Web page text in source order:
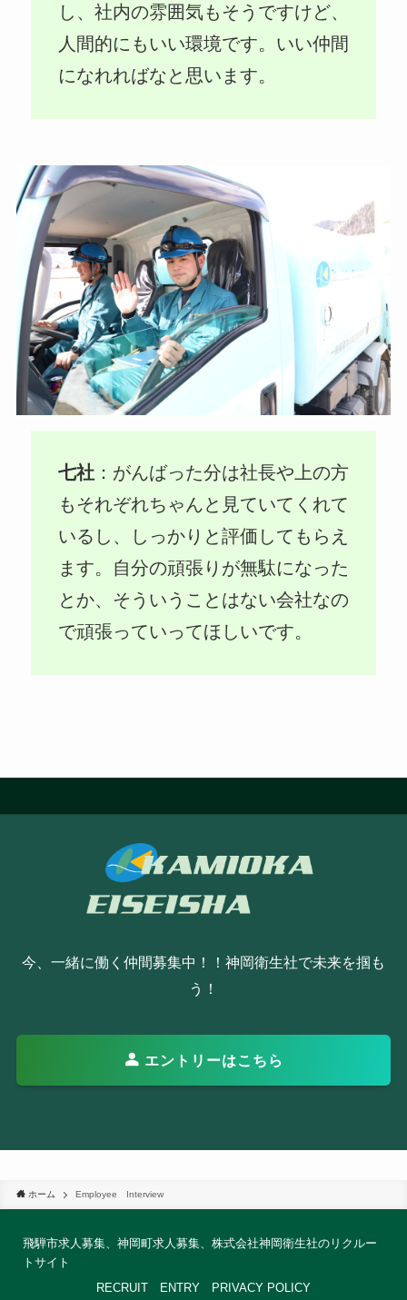
し、社内の雰囲気もそうですけど、
人間的にもいい環境です。いい仲間
になれればなと思います。
七社：がんばった分は社長や上の方
もそれぞれちゃんと見ていてくれて
いるし、しっかりと評価してもらえ
ます。自分の頑張りが無駄になった
とか、そういうことはない会社なの
で頑張っていってほしいです。
今、一緒に働く仲間募集中！！神岡衛生社で未来を掴も
う！
エントリーはこちら
ホーム Employee Interview
飛騨市求人募集、神岡町求人募集、株式会社神岡衛生社のリクルー
トサイト
RECRUIT
ENTRY PRIVACY POLICY